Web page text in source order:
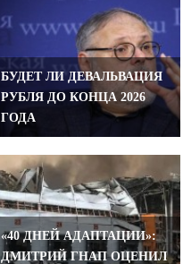
БУДЕТ ЛИ ДЕВАЛЬВАЦИЯ
РУБЛЯ ДО КОНЦА 2026
ГОДА
«40 ДНЕЙ АДАПТАЦИИ»:
ДМИТРИЙ ГНАП ОЦЕНИЛ